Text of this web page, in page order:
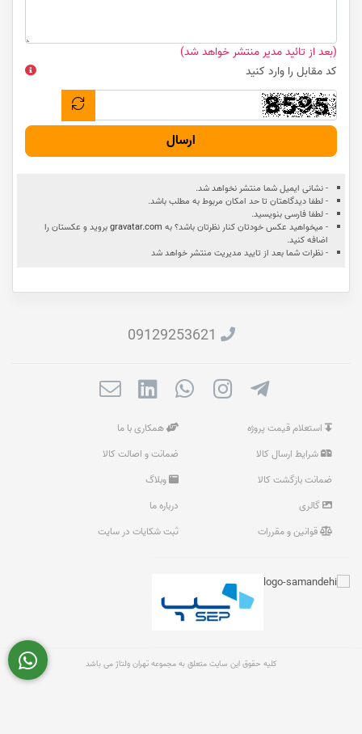
(بعد از تائید مدیر منتشر خواهد شد)
کد مقابل را وارد کنید
ارسال
- نشانی ایمیل شما منتشر نخواهد شد.
- لطفا دیدگاهتان تا حد امکان مربوط به مطلب باشد.
- لطفا فارسی بنویسید.
- میخواهید عکس خودتان کنار نظرتان باشد؟ به gravatar.comبروید و عکستان را
اضافه کنید.
- نظرات شما بعد از تایید مدیریت منتشر خواهد شد
09129253621
استعلام قیمت پروژه
همکاری با ما
شرایط ارسال کالا
ضمانت و اصالت کالا
ضمانت بازگشت کالا
وبلاگ
گالری
درباره ما
قوانین و مقررات
ثبت شکایات در سایت
کلیه حقوق این سایت متعلق به مجموعه تهران ولتاژ می باشد